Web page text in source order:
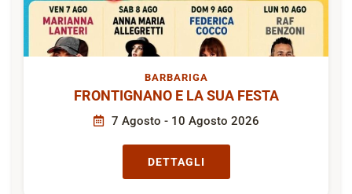
BARBARIGA
FRONTIGNANO E LA SUA FESTA
7 Agosto - 10 Agosto 2026
DETTAGLI